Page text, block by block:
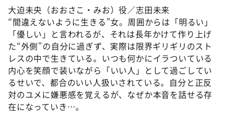
大迫未央（おおさこ・みお）役／志田未来
“間違えないように生きる”女。周囲からは「明るい」
「優しい」と言われるが、それは長年かけて作り上げ
た“外側”の自分に過ぎず、実際は限界ギリギリのスト
レスの中で生きている。いつも何かにイラついている
内心を笑顔で装いながら「いい人」として過ごしてい
るせいで、都合のいい人扱いされている。自分と正反
対のユメに嫌悪感を覚えるが、なぜか本音を話せる存
在になっていき…。